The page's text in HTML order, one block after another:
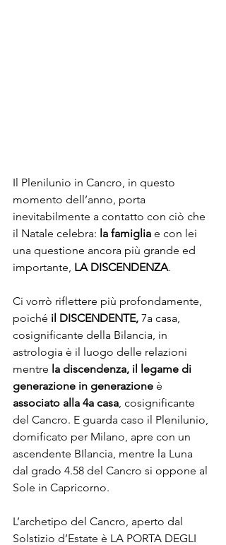
Il Plenilunio in Cancro, in questo
momento dell’anno, porta
inevitabilmente a contatto con ciò che
il Natale celebra: la famiglia e con lei
una questione ancora più grande ed
importante, LA DISCENDENZA.
Ci vorrò riflettere più profondamente,
poiché il DISCENDENTE, 7a casa,
cosignificante della Bilancia, in
astrologia è il luogo delle relazioni
mentre la discendenza, il legame di
generazione in generazione è
associato alla 4a casa, cosignificante
del Cancro. E guarda caso il Plenilunio,
domificato per Milano, apre con un
ascendente BIlancia, mentre la Luna
dal grado 4.58 del Cancro si oppone al
Sole in Capricorno.
L’archetipo del Cancro, aperto dal
Solstizio d’Estate è LA PORTA DEGLI